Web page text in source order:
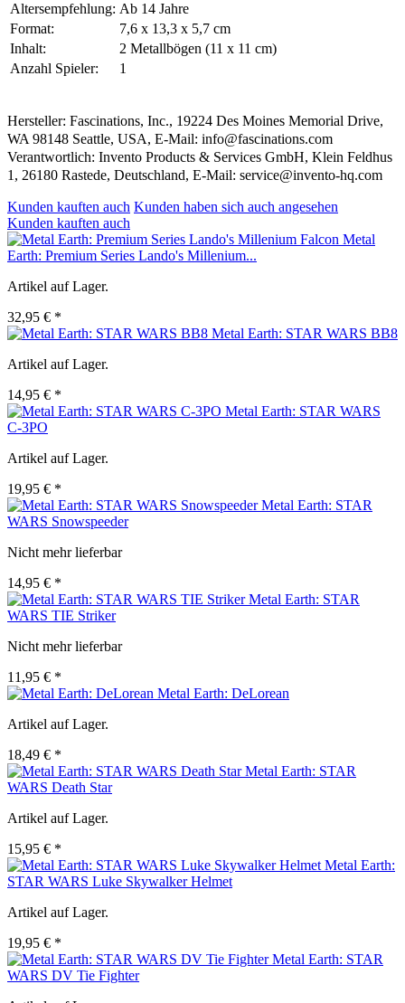
Altersempfehlung: Ab 14 Jahre
Format:
7,6 x 13,3 x 5,7 cm
Inhalt:
2 Metallbögen (11 x 11 cm)
Anzahl Spieler:
1
Hersteller: Fascinations, Inc., 19224 Des Moines Memorial Drive,
WA 98148 Seattle, USA, E-Mail: info@fascinations.com
Verantwortlich: Invento Products & Services GmbH, Klein Feldhus
1, 26180 Rastede, Deutschland, E-Mail: service@invento-hq.com
Kunden kauften auch Kunden haben sich auch angesehen
Kunden kauften auch
Metal
Earth: Premium Series Lando's Millenium...
Artikel auf Lager.
32,95 € *
Metal Earth: STAR WARS BB8
Artikel auf Lager.
14,95 € *
Metal Earth: STAR WARS
C-3PO
Artikel auf Lager.
19,95 € *
Metal Earth: STAR
WARS Snowspeeder
Nicht mehr lieferbar
14,95 € *
Metal Earth: STAR
WARS TIE Striker
Nicht mehr lieferbar
11,95 € *
Metal Earth: DeLorean
Artikel auf Lager.
18,49 € *
Metal Earth: STAR
WARS Death Star
Artikel auf Lager.
15,95 € *
Metal Earth:
STAR WARS Luke Skywalker Helmet
Artikel auf Lager.
19,95 € *
Metal Earth: STAR
WARS DV Tie Fighter